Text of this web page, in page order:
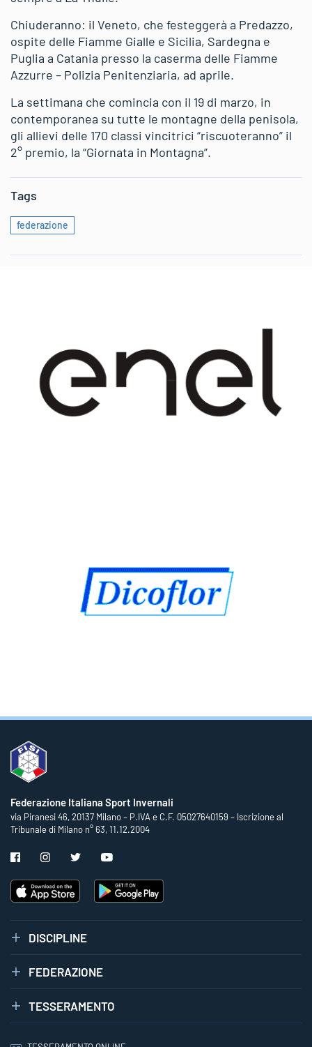
Chiuderanno: il Veneto, che festeggerà a Predazzo,
ospite delle Fiamme Gialle e Sicilia, Sardegna e
Puglia a Catania presso la caserma delle Fiamme
Azzurre – Polizia Penitenziaria, ad aprile.
La settimana che comincia con il 19 di marzo, in
contemporanea su tutte le montagne della penisola,
gli allievi delle 170 classi vincitrici “riscuoteranno” il
2° premio, la “Giornata in Montagna”.
Tags
federazione
Federazione Italiana Sport Invernali
via Piranesi 46, 20137 Milano – P.IVA e C.F. 05027640159 – Iscrizione al
Tribunale di Milano n° 63, 11.12.2004
DISCIPLINE
FEDERAZIONE
TESSERAMENTO